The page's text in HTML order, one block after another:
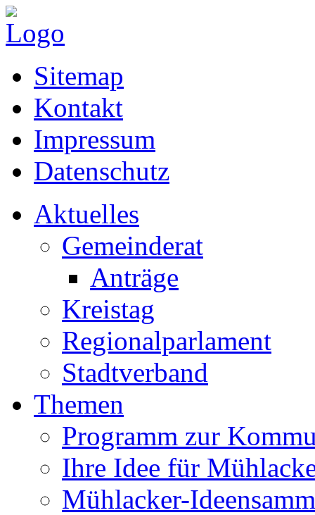
Sitemap
Kontakt
Impressum
Datenschutz
Aktuelles
Gemeinderat
Anträge
Kreistag
Regionalparlament
Stadtverband
Themen
Programm zur
Ihre Idee für
Mühlacker-